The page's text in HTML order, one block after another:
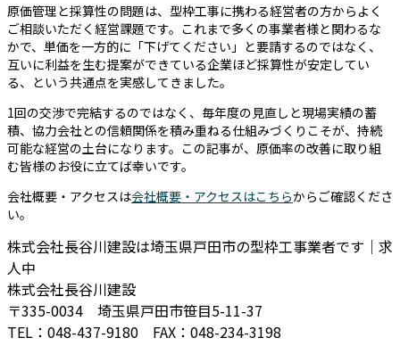
原価管理と採算性の問題は、型枠工事に携わる経営者の方からよく
ご相談いただく経営課題です。これまで多くの事業者様と関わるな
かで、単価を一方的に「下げてください」と要請するのではなく、
互いに利益を生む提案ができている企業ほど採算性が安定してい
る、という共通点を実感してきました。
1回の交渉で完結するのではなく、毎年度の見直しと現場実績の蓄
積、協力会社との信頼関係を積み重ねる仕組みづくりこそが、持続
可能な経営の土台になります。この記事が、原価率の改善に取り組
む皆様のお役に立てば幸いです。
会社概要・アクセスは会社概要・アクセスはこちらからご確認くださ
い。
株式会社長谷川建設は埼玉県戸田市の型枠工事業者です｜求
人中
株式会社長谷川建設
〒335-0034 埼玉県戸田市笹目5-11-37
TEL：048-437-9180 FAX：048-234-3198